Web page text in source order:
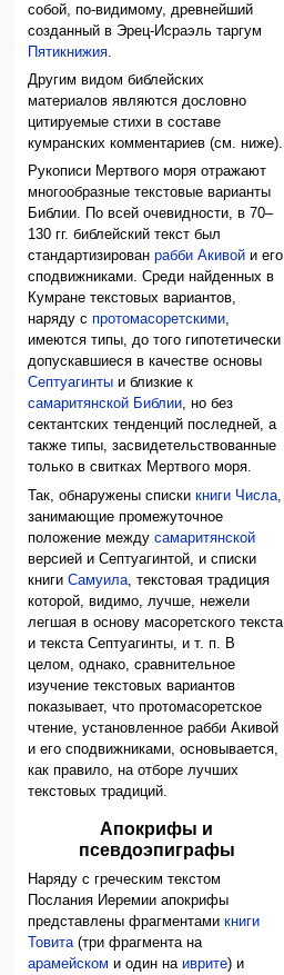
собой, по-видимому, древнейший
созданный в Эрец-Исраэль таргум
Пятикнижия
Другим видом библейских
материалов являются дословно
цитируемые стихи в составе
кумранских комментариев (см. ниже).
Рукописи Мертвого моря отражают
многообразные текстовые варианты
Библии. По всей очевидности, в 70–
130 гг. библейский текст был
стандартизированрабби Акивой и его
сподвижниками. Среди найденных в
Кумране текстовых вариантов,
наряду спротомасоретскими,
имеются типы, до того гипотетически
допускавшиеся в качестве основы
Септуагинты и близкие к
самаритянской Библии, но без
сектантских тенденций последней, а
также типы, засвидетельствованные
только в свитках Мертвого моря.
Так, обнаружены спискикниги Числа
занимающие промежуточное
положение междусамаритянской
версией и Септуагинтой, и списки
книгиСамуила , текстовая традиция
которой, видимо, лучше, нежели
легшая в основу масоретского текста
и текста Септуагинты, и т. п. В
целом, однако, сравнительное
изучение текстовых вариантов
показывает, что протомасоретское
чтение, установленное рабби Акивой
и его сподвижниками, основывается,
как правило, на отборе лучших
текстовых традиций.
Апокрифы и
псевдоэпиграфы
Наряду с греческим текстом
Послания Иеремии апокрифы
представлены фрагментамикниги
Товита(три фрагмента на
арамейском и один наиврите) и